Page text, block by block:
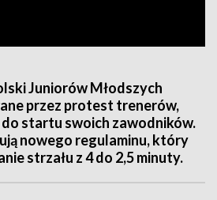
Juniorów Młodszych
przez protest trenerów,
startu swoich zawodników.
nowego regulaminu, który
strzału z 4 do 2,5 minuty.